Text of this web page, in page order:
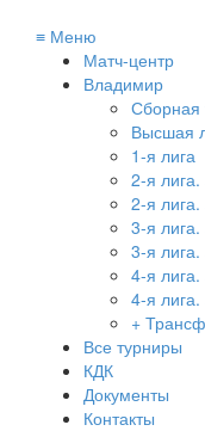
≡ Меню
Матч-центр
Владимир
Сборная
Высшая
1-я лига
2-я
2-я
3-я
3-я
4-я
4-я
+
Все турниры
КДК
Документы
Контакты